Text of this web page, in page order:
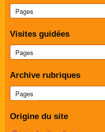
Visites guidées
Archive rubriques
Origine du site